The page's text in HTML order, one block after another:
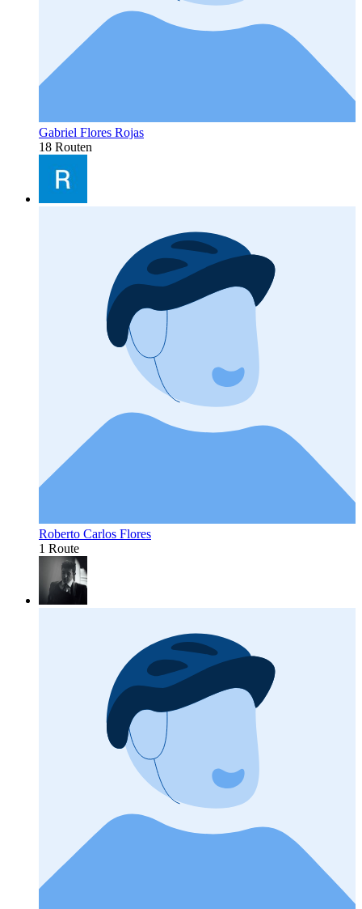
Gabriel Flores Rojas
18 Routen
Roberto Carlos Flores
1 Route